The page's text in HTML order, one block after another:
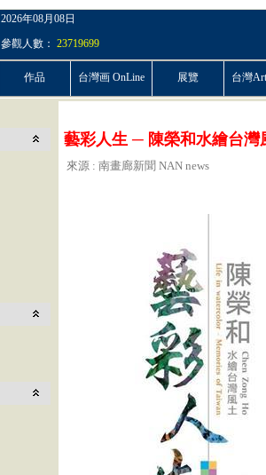
2026年08月08日
參觀人數： 23719699
作品 台灣画 OnLine 展覽 台灣
藝彩人生 ─ 陳榮和水繪台灣
來源 : 南畫廊新聞 NAN news